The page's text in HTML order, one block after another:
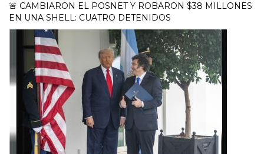
🚨 CAMBIARON EL POSNET Y ROBARON $38 MILLONES
EN UNA SHELL: CUATRO DETENIDOS